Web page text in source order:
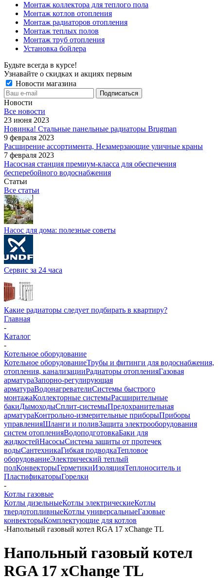
Монтаж коллектора для теплого пола
Монтаж котлов отопления
Монтаж радиаторов отопления
Монтаж теплых полов
Монтаж труб отопления
Установка бойлера
Будьте всегда в курсе!
Узнавайте о скидках и акциях первым
Новости магазина
Новости
Все новости
23 июня 2023
Новинка! Стальные панельные радиаторы Brugman
9 февраля 2023
Расширение ассортимента, Незамерзающие уличные краны
7 февраля 2023
Насосная станция премиум-класса для обеспечения
бесперебойного водоснабжения
Статьи
Все статьи
Насос для дома: полезные советы
Сервис за 24 часа
Какие радиаторы следует подбирать в квартиру?
Главная
-
Каталог
-
Котельное оборудование
Котельное оборудованиеТрубы и фитинги для водоснабжения,
отопления, канализацииРадиаторы отопленияГазовая
арматураЗапорно-регулирующая
арматураВодонагревателиСистемы быстрого
монтажаКоллекторные системыРасширительные
бакиДымоходыСплит-системыПредохранительная
арматураКонтрольно-измерительные приборыПриборы
управленияШланги и поливЗащита электрооборудования
систем отопленияВодоподготовкаБаки для
жидкостейНасосыСистема защиты от протечек
водыСантехникаГибкая подводкаТепловое
оборудованиеЭлектрический теплый
полКонвекторыГерметикиИзоляцияТеплоноситель и
ПластификаторыГорелки
-
Котлы газовые
Котлы дизельныеКотлы электрическиеКотлы
твердотопливныеКотлы универсальныеГазовые
конвекторыКомплектующие для котлов
-Напольный газовый котел RGA 17 xChange TL
Напольный газовый котел
RGA 17 xChange TL